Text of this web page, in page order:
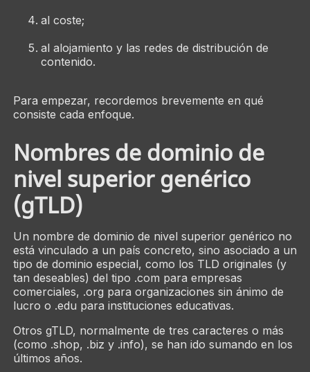
al coste;
al alojamiento y las redes de distribución de
contenido.
Para empezar, recordemos brevemente en qué
consiste cada enfoque.
Nombres de dominio de
nivel superior genérico
(gTLD)
Un nombre de dominio de nivel superior genérico no
está vinculado a un país concreto, sino asociado a un
tipo de dominio especial, como los TLD originales (y
tan deseables) del tipo .com para empresas
comerciales, .org para organizaciones sin ánimo de
lucro o .edu para instituciones educativas.
Otros gTLD, normalmente de tres caracteres o más
(como .shop, .biz y .info), se han ido sumando en los
últimos años.